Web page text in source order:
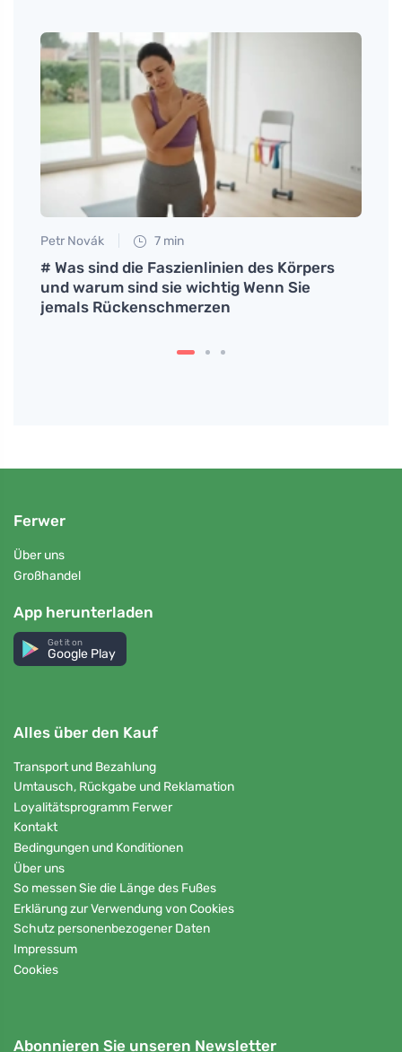
Petr Novák 7 min
# Was sind die Faszienlinien des Körpers
und warum sind sie wichtig Wenn Sie
jemals Rückenschmerzen
Ferwer
Über uns
Großhandel
App herunterladen
Get it on
Google Play
Alles über den Kauf
Transport und Bezahlung
Umtausch, Rückgabe und Reklamation
Loyalitätsprogramm Ferwer
Kontakt
Bedingungen und Konditionen
Über uns
So messen Sie die Länge des Fußes
Erklärung zur Verwendung von Cookies
Schutz personenbezogener Daten
Impressum
Cookies
Abonnieren Sie unseren Newsletter